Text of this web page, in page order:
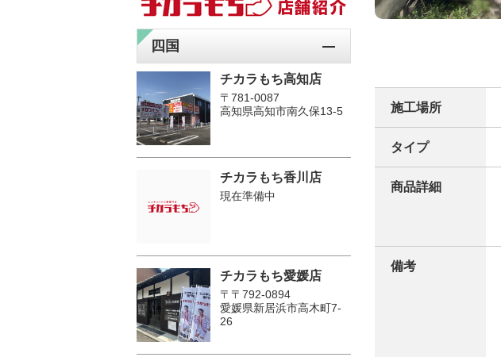
施工場所
タイプ
商品詳細
備考
四国
チカラもち高知店
〒781-0087
高知県高知市南久保13-5
チカラもち香川店
現在準備中
チカラもち愛媛店
〒〒792-0894
愛媛県新居浜市高木町7-
26